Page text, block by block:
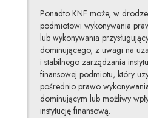
Ponadto KNF może, w
podmiotowi wykonywania
lub wykonywania
dominującego, z uwagi na
i stabilnego zarządzania
finansowej podmiotu, który
pośrednio prawo
dominującym lub możliwy
instytucję finansową.